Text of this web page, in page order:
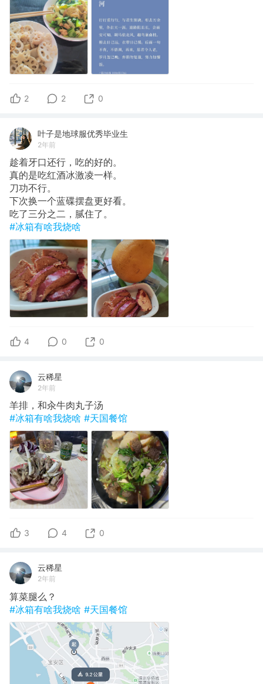
2 2 0
叶子是地球服优秀毕业生
2年前
趁着牙口还行，吃的好的。
真的是吃红酒冰激凌一样。
刀功不行。
下次换一个蓝碟摆盘更好看。
吃了三分之二，腻住了。
#冰箱有啥我烧啥
4 0 0
云稀星
2年前
羊排，和汆牛肉丸子汤
#冰箱有啥我烧啥 #天国餐馆
3 4 0
云稀星
2年前
算菜腿么？
#冰箱有啥我烧啥 #天国餐馆